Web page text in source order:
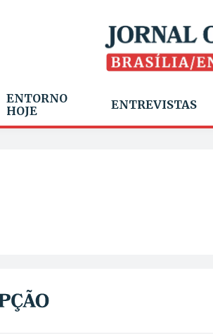
ENTORNO
HOJE
ENTREVISTAS